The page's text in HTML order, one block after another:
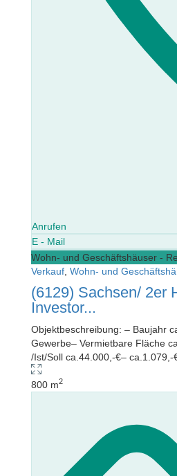
Anrufen
E - Mail
Wohn- und Geschäftshäuser -
Verkauf Wohn- und
(6129) Sachsen/ 2er
Investor...
Objektbeschreibung: – Baujahr
Gewerbe– Vermietbare Fläche
/Ist/Soll ca.44.000,-€– ca.1.079,-
800 m2